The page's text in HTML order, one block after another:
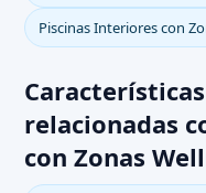
Piscinas Interiores con
relacionadas
con Zonas